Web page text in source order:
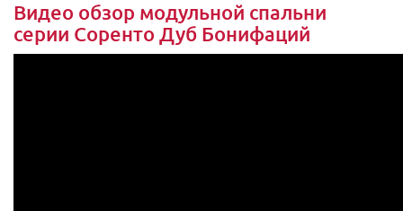
Видео обзор модульной спальни
серии Соренто Дуб Бонифаций